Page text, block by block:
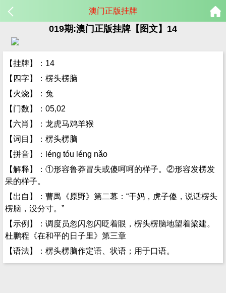
澳门正版挂牌
019期:澳门正版挂牌【图文】14
【挂牌】：14
【四字】：楞头楞脑
【火烧】：兔
【门数】：05,02
【六肖】：龙虎马鸡羊猴
【词目】：楞头楞脑
【拼音】：léng tóu léng nǎo
【解释】：①形容鲁莽冒失或傻呵呵的样子。②形容发楞发
呆的样子。
【出自】：曹禺《原野》第二幕：“干妈，虎子傻，说话楞头
楞脑，没分寸。”
【示例】：调度员忽闪忽闪眨着眼，楞头楞脑地望着梁建。
杜鹏程《在和平的日子里》第三章
【语法】：楞头楞脑作定语、状语；用于口语。